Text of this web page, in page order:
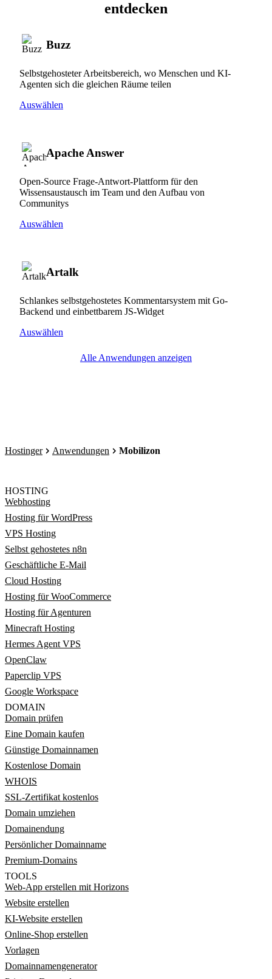
entdecken
Buzz
Selbstgehosteter Arbeitsbereich, wo Menschen und KI-
Agenten sich die gleichen Räume teilen
Auswählen
Apache Answer
Open-Source Frage-Antwort-Plattform für den
Wissensaustausch im Team und den Aufbau von
Communitys
Auswählen
Artalk
Schlankes selbstgehostetes Kommentarsystem mit Go-
Backend und einbettbarem JS-Widget
Auswählen
Alle Anwendungen anzeigen
Hostinger Anwendungen Mobilizon
HOSTING
Webhosting
Hosting für WordPress
VPS Hosting
Selbst gehostetes n8n
Geschäftliche E-Mail
Cloud Hosting
Hosting für WooCommerce
Hosting für Agenturen
Minecraft Hosting
Hermes Agent VPS
OpenClaw
Paperclip VPS
Google Workspace
DOMAIN
Domain prüfen
Eine Domain kaufen
Günstige Domainnamen
Kostenlose Domain
WHOIS
SSL-Zertifikat kostenlos
Domain umziehen
Domainendung
Persönlicher Domainname
Premium-Domains
TOOLS
Web-App erstellen mit Horizons
Website erstellen
KI-Website erstellen
Online-Shop erstellen
Vorlagen
Domainnamengenerator